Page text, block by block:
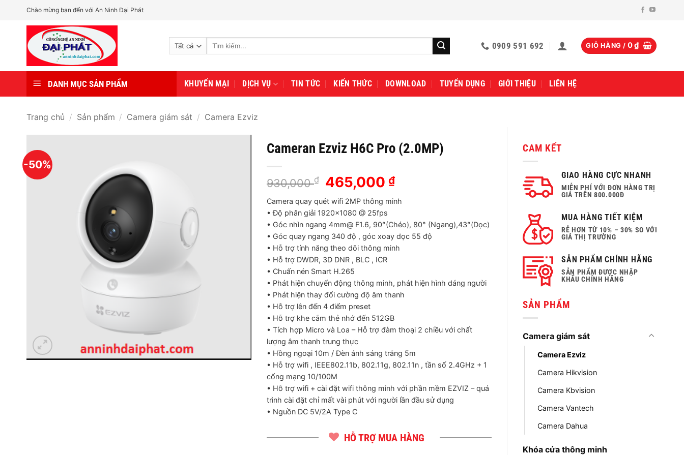
Chào mừng bạn đến với An Ninh Đại Phát
Tìm
0909 591 692 GIỎ HÀNG / 0₫
DANH MỤC SẢN PHẨM KHUYẾN MẠI DỊCH VỤ TIN TỨC KIẾN THỨC DOWNLOAD TUYỂN DỤNG GIỚI THIỆU LIÊN HỆ
Trang chủ / Sản phẩm / Camera giám sát / Camera Ezviz
CAM KẾT
GIAO HÀNG CỰC NHANH
MIỄN PHÍ VỚI ĐƠN HÀNG TRỊ
GIÁ TRÊN 800.000Đ
MUA HÀNG TIẾT KIỆM
RẺ HƠN TỪ 10% – 30% SO VỚI
GIÁ THỊ TRƯỜNG
SẢN PHẨM CHÍNH HÃNG
SẢN PHẨM ĐƯỢC NHẬP
KHẨU CHÍNH HÃNG
SẢN PHẨM
Camera giám sát
Camera Ezviz
Camera Hikvision
Camera Kbvision
Camera Vantech
Camera Dahua
Khóa cửa thông minh
-50%
Cameran Ezviz H6C Pro (2.0MP)
930,000₫
Giá
là:
930,000 ₫.
465,000₫Giá
tại
là:
465,000 ₫.
Camera quay quét wifi 2MP thông minh
• Độ phân giải 1920×1080 @ 25fps
• Góc nhìn ngang 4mm@ F1.6, 90°(Chéo), 80° (Ngang),43°(Dọc)
• Góc quay ngang 340 độ , góc xoay dọc 55 độ
• Hỗ trợ tính năng theo dõi thông minh
• Hỗ trợ DWDR, 3D DNR , BLC , ICR
• Chuấn nén Smart H.265
• Phát hiện chuyển động thông minh, phát hiện hình dáng người
• Phát hiện thay đổi cường độ âm thanh
• Hỗ trợ lên đến 4 điểm preset
• Hỗ trợ khe cắm thẻ nhớ đến 512GB
• Tích hợp Micro và Loa – Hỗ trợ đàm thoại 2 chiều với chất
lượng âm thanh trung thực
• Hồng ngoại 10m / Đèn ánh sáng trắng 5m
• Hỗ trợ wifi , IEEE802.11b, 802.11g, 802.11n , tần số 2.4GHz + 1
cổng mạng 10/100M
• Hỗ trợ wifi + cài đặt wifi thông minh với phần mềm EZVIZ – quá
trình cài đặt chỉ mất vài phút với người lần đầu sử dụng
• Nguồn DC 5V/2A Type C
HỖ TRỢ MUA HÀNG